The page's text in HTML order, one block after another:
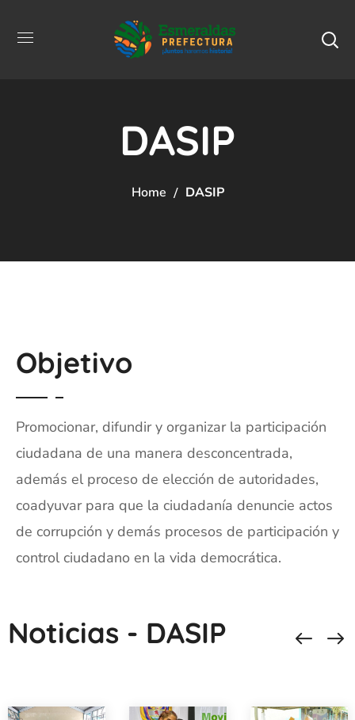
DASIP
Home DASIP
Objetivo
Promocionar, difundir y organizar la participación
ciudadana de una manera desconcentrada,
además el proceso de elección de autoridades,
coadyuvar para que la ciudadanía denuncie actos
de corrupción y demás procesos de participación y
control ciudadano en la vida democrática.
Noticias - DASIP